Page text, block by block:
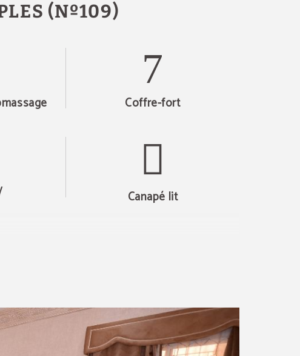
(Nº109)
Coffre-fort
Canapé lit